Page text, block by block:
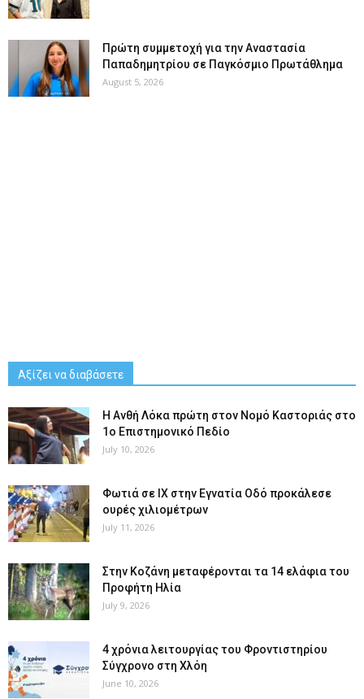
Πρώτη συμμετοχή για την Αναστασία
Παπαδημητρίου σε Παγκόσμιο Πρωτάθλημα
August 5, 2026
Αξίζει να διαβάσετε
Η Ανθή Λόκα πρώτη στον Νομό Καστοριάς στο
1ο Επιστημονικό Πεδίο
July 10, 2026
Φωτιά σε ΙΧ στην Εγνατία Οδό προκάλεσε
ουρές χιλιομέτρων
July 11, 2026
Στην Κοζάνη μεταφέρονται τα 14 ελάφια του
Προφήτη Ηλία
July 9, 2026
4 χρόνια λειτουργίας του Φροντιστηρίου
Σύγχρονο στη Χλόη
June 10, 2026